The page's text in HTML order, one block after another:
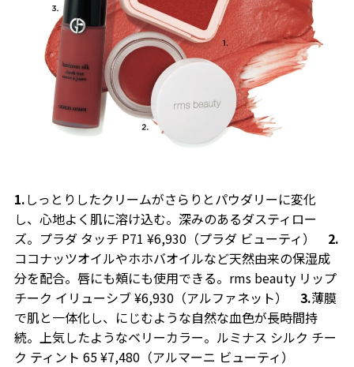
1.しっとりしたクリームがさらりとパウダリーに変化
し、心地よく肌に溶け込む。深みのあるダスティロー
ズ。プラダ タッチ P71 ¥6,930（プラダ ビューティ） 2.
ココナッツオイルやホホバオイルなど天然由来の保湿成
分を配合。唇にも頰にも使用できる。rms beauty リップ
チーク イリューシブ ¥6,930（アルファネット） 3.薄膜
で肌と一体化し、にじむような自然な血色が長時間持
続。上気したようなベリーカラー。ルミナス シルク チー
ク ティント 65 ¥7,480（アルマーニ ビューティ）